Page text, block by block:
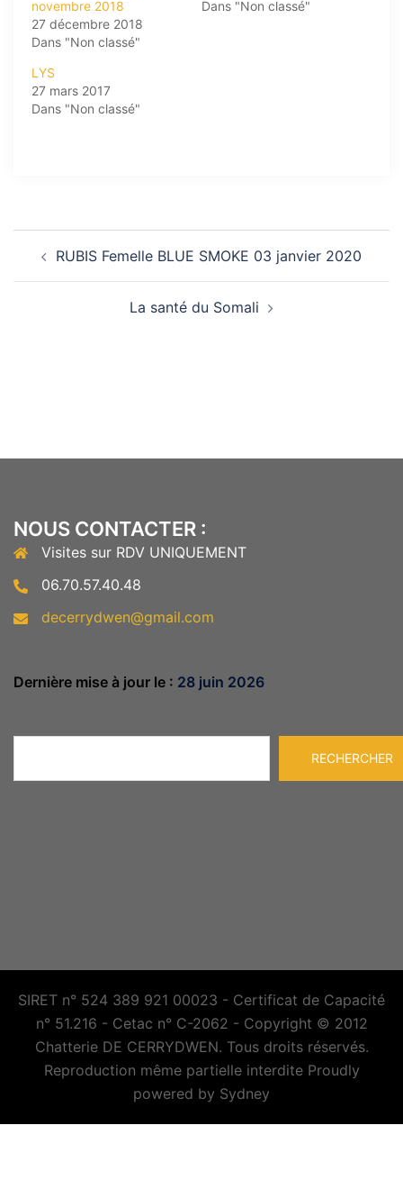
novembre 2018
27 décembre 2018
Dans "Non classé"
Dans "Non classé"
LYS
27 mars 2017
Dans "Non classé"
d’article
RUBIS Femelle BLUE SMOKE 03 janvier 2020
La santé du Somali
NOUS CONTACTER :
Visites sur RDV UNIQUEMENT
06.70.57.40.48
decerrydwen@gmail.com
Dernière mise à jour le : 28 juin 2026
RECHERCHER
SIRET n° 524 389 921 00023 - Certificat de Capacité
n° 51.216 - Cetac n° C-2062 - Copyright © 2012
Chatterie DE CERRYDWEN. Tous droits réservés.
Reproduction même partielle interdite Proudly
powered by Sydney